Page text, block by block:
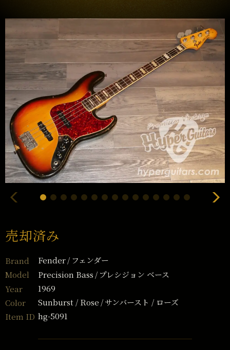
売却済み
Brand Fender
フェンダー
Model
Precision Bass
プレシジョン ベース
Year
1969
Color
Sunburst / Rose
サンバースト / ローズ
Item ID hg-5091